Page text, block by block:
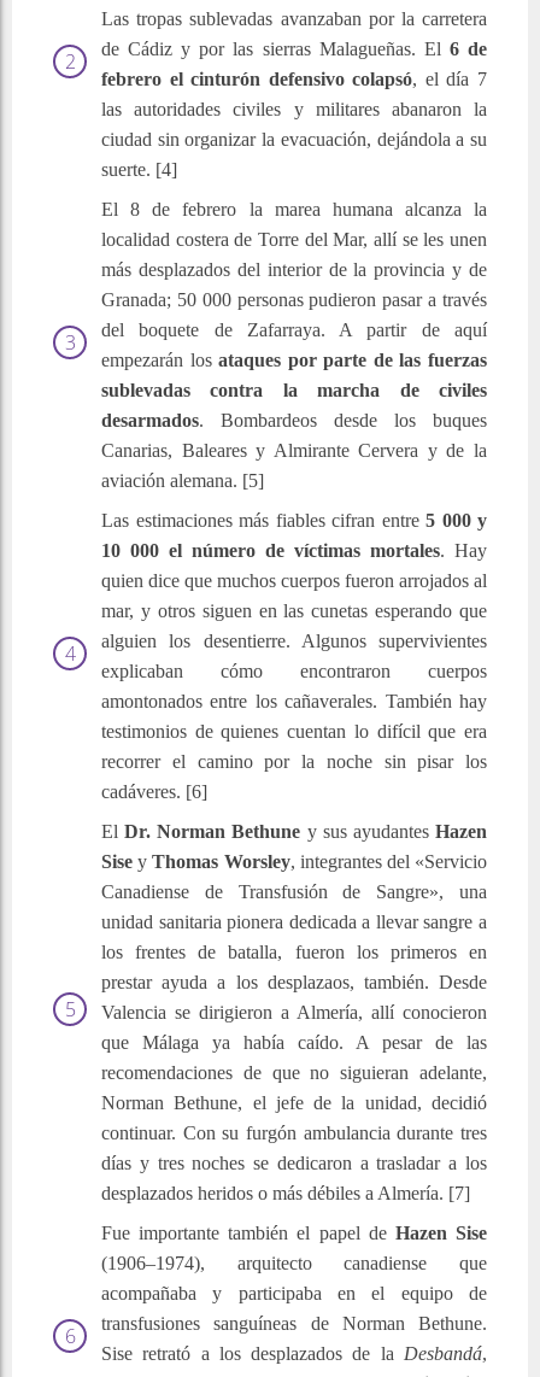
Las tropas sublevadas avanzaban por la carretera
de Cádiz y por las sierras Malagueñas. El 6 de
febrero el cinturón defensivo colapsó, el día 7
las autoridades civiles y militares abanaron la
ciudad sin organizar la evacuación, dejándola a su
suerte. [4]
El 8 de febrero la marea humana alcanza la
localidad costera de Torre del Mar, allí se les unen
más desplazados del interior de la provincia y de
Granada; 50 000 personas pudieron pasar a través
del boquete de Zafarraya. A partir de aquí
empezarán losataques por parte de las fuerzas
sublevadas contra la marcha de civiles
desarmados. Bombardeos desde los buques
Canarias, Baleares y Almirante Cervera y de la
aviación alemana. [5]
Las estimaciones más fiables cifran entre 5 000 y
10 000 el número de víctimas mortales. Hay
quien dice que muchos cuerpos fueron arrojados al
mar, y otros siguen en las cunetas esperando que
alguien los desentierre. Algunos supervivientes
explicaban cómo encontraron cuerpos
amontonados entre los cañaverales. También hay
testimonios de quienes cuentan lo difícil que era
recorrer el camino por la noche sin pisar los
cadáveres. [6]
ElDr. Norman Bethune y sus ayudantesHazen
Sise yThomas Worsley, integrantes del «Servicio
Canadiense de Transfusión de Sangre», una
unidad sanitaria pionera dedicada a llevar sangre a
los frentes de batalla, fueron los primeros en
prestar ayuda a los desplazaos, también. Desde
Valencia se dirigieron a Almería, allí conocieron
que Málaga ya había caído. A pesar de las
recomendaciones de que no siguieran adelante,
Norman Bethune, el jefe de la unidad, decidió
continuar. Con su furgón ambulancia durante tres
días y tres noches se dedicaron a trasladar a los
desplazados heridos o más débiles a Almería. [7]
Fue importante también el papel de Hazen Sise
(1906–1974), arquitecto canadiense que
acompañaba y participaba en el equipo de
transfusiones sanguíneas de Norman Bethune.
Sise retrató a los desplazados de la Desbandá,